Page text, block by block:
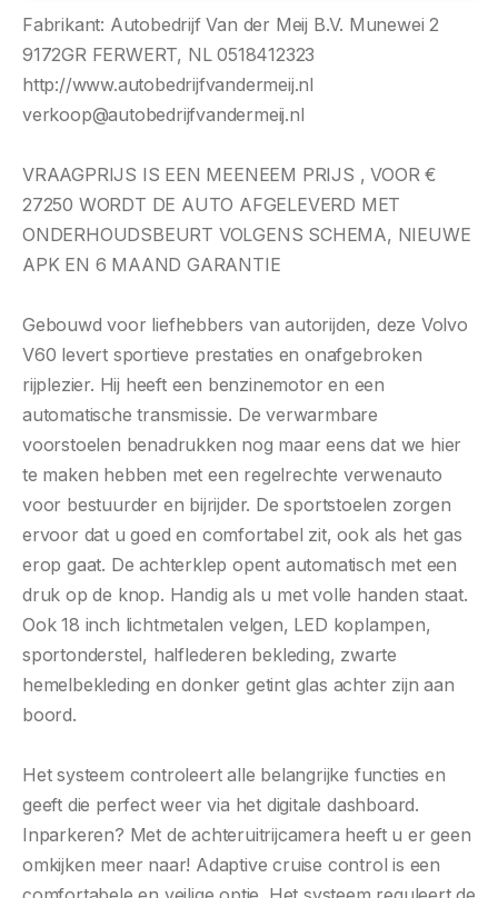
Fabrikant: Autobedrijf Van der Meij B.V. Munewei 2
9172GR FERWERT, NL 0518412323
http://www.autobedrijfvandermeij.nl
verkoop@autobedrijfvandermeij.nl
VRAAGPRIJS IS EEN MEENEEM PRIJS , VOOR €
27250 WORDT DE AUTO AFGELEVERD MET
ONDERHOUDSBEURT VOLGENS SCHEMA, NIEUWE
APK EN 6 MAAND GARANTIE
Gebouwd voor liefhebbers van autorijden, deze Volvo
V60 levert sportieve prestaties en onafgebroken
rijplezier. Hij heeft een benzinemotor en een
automatische transmissie. De verwarmbare
voorstoelen benadrukken nog maar eens dat we hier
te maken hebben met een regelrechte verwenauto
voor bestuurder en bijrijder. De sportstoelen zorgen
ervoor dat u goed en comfortabel zit, ook als het gas
erop gaat. De achterklep opent automatisch met een
druk op de knop. Handig als u met volle handen staat.
Ook 18 inch lichtmetalen velgen, LED koplampen,
sportonderstel, halflederen bekleding, zwarte
hemelbekleding en donker getint glas achter zijn aan
boord.
Het systeem controleert alle belangrijke functies en
geeft die perfect weer via het digitale dashboard.
Inparkeren? Met de achteruitrijcamera heeft u er geen
omkijken meer naar! Adaptive cruise control is een